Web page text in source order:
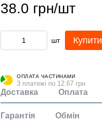
38.0 грн/шт
шт Купити
ОПЛАТА ЧАСТИНАМИ
3 платежі по 12.67 грн
Доставка Оплата
Гарантія Обмін